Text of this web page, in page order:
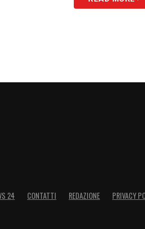
NOSTRE TOP NEWS
24 CONTATTI REDAZIONE PRIVACY